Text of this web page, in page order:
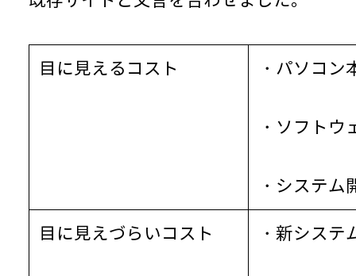
目に見えるコスト ・パソコ
・ソフト
・システム
目に見えづらいコスト ・新システ